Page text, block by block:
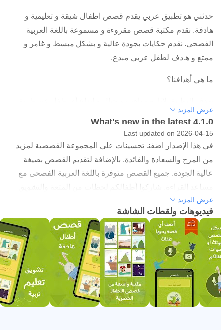
حدثني هو تطبيق عربي يقدم قصص اطفال شيقة و تعليمية و
هادفة. نقدم مكتبة قصص مقروءة و مسموعة باللغة العربية
الفصحى. نقدم حكايات بجودة عالية و بشكل مبسط و غامر و
ممتع و هادف لطفل عربي مبدع.
ما هي أهدافنا؟
قصص ممتعة. كل قصة تقدم عن طريق اللغة العربية الفصحى
مشوق. نسعى لرسم عالم طفل عربي مليئة بالإبداع.
ما هي أهم خصائص تطبيق حدثني؟
1. قصص اطفال تربوية و مسلية تقدم لأول مرة و بشكل حصري
3. إمكانية فريدة لإضافة أي قصة تحبونها بصوتكم أو صوت
أطفالكم
4. خصوصية تامة من غير تسجيل أو جمع أي معلومات شخصية
عن المستخدمين
ما هي خصائص تطبيق حدثني الأخرى؟
1. يوفر التطبيق قصص مجانية بجودة عالية
2. قصص طويلة وهادفة و حكايات قبل النوم و في أي وقت تنمي
عرض المزيد
What's new in the latest 4.1.0
Last updated on 2026-04-15
في هذا الإصدار اضفنا تحسينات على المجموعة القصصية لمزيد
من المرح والسعادة والفائدة. بالإضافة لتقديم القصص بصيغة
عالية الجودة. جميع القصص متوفرة باللغة العربية الفصحى مع
مساعد القراءة. شاركوا أطفالكم لحظات من المتعة والتشويق
مع تطبيق حدِّثني ومجموعات حدِّثني القصصية.
عرض المزيد
فيديوهات ولقطات الشاشة